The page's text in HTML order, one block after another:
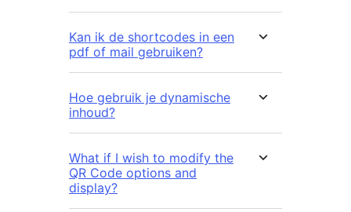
Kan ik de shortcodes in een
pdf of mail gebruiken?
Hoe gebruik je dynamische
inhoud?
What if I wish to modify the
QR Code options and
display?